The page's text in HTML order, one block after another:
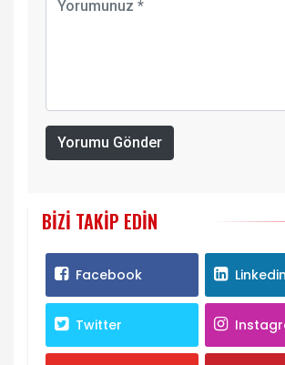
Yorumu Gönder
BIZI TAKIP EDIN
Facebook Linkedin
Twitter